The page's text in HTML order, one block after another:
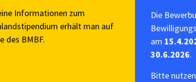
Informationen zum
erhält man auf
des BMBF.
Die
am
30.6.2026.
Bitte